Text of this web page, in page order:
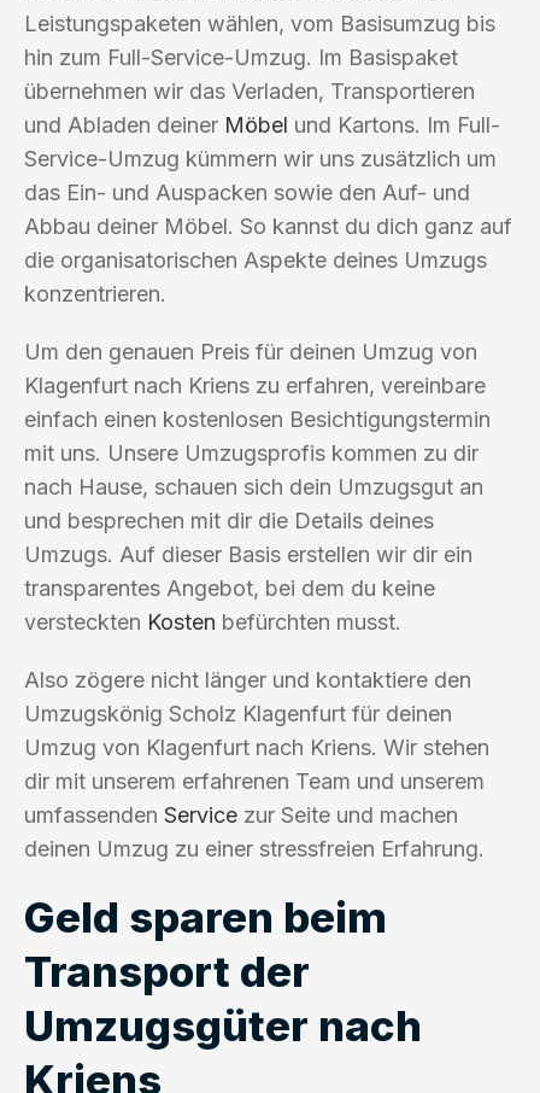
Leistungspaketen wählen, vom Basisumzug bis
hin zum Full-Service-Umzug. Im Basispaket
übernehmen wir das Verladen, Transportieren
und Abladen deiner Möbel und Kartons. Im Full-
Service-Umzug kümmern wir uns zusätzlich um
das Ein- und Auspacken sowie den Auf- und
Abbau deiner Möbel. So kannst du dich ganz auf
die organisatorischen Aspekte deines Umzugs
konzentrieren.
Um den genauen Preis für deinen Umzug von
Klagenfurt nach Kriens zu erfahren, vereinbare
einfach einen kostenlosen Besichtigungstermin
mit uns. Unsere Umzugsprofis kommen zu dir
nach Hause, schauen sich dein Umzugsgut an
und besprechen mit dir die Details deines
Umzugs. Auf dieser Basis erstellen wir dir ein
transparentes Angebot, bei dem du keine
versteckten Kosten befürchten musst.
Also zögere nicht länger und kontaktiere den
Umzugskönig Scholz Klagenfurt für deinen
Umzug von Klagenfurt nach Kriens. Wir stehen
dir mit unserem erfahrenen Team und unserem
umfassenden Service zur Seite und machen
deinen Umzug zu einer stressfreien Erfahrung.
Geld sparen beim
Transport der
Umzugsgüter nach
Kriens